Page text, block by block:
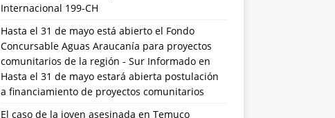
Internacional 199-CH
Hasta el 31 de mayo está abierto el Fondo
Concursable Aguas Araucanía para proyectos
comunitarios de la región - Sur Informadoen
Hasta el 31 de mayo estará abierta postulación
a financiamiento de proyectos comunitarios
El caso de la joven asesinada en Temuco